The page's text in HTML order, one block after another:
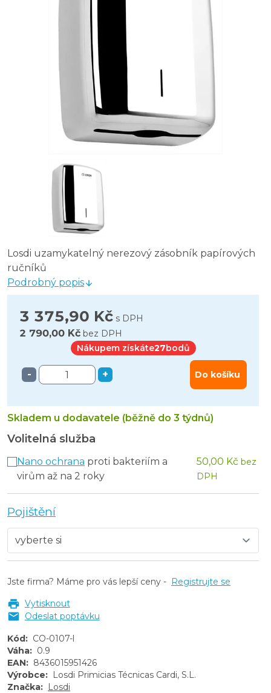
Losdi uzamykatelný nerezový zásobník papírových
ručníků
Podrobný popis
3 375,90 Kč s DPH
2 790,00 Kč bez DPH
Nákupem získáte27bodů
- + Do košíku
Skladem u dodavatele (běžně do 3 týdnů)
Volitelná služba
Nano ochrana proti bakteriím a
virům až na 2 roky
50,00 Kč bez
DPH
Pojištění
Jste firma? Máme pro vás lepší ceny - Registrujte se
Vytisknout
Odeslat poptávku
Kód: CO-0107-l
Váha: 0.9
EAN: 8436015951426
Výrobce: Losdi Primicias Técnicas Cardi, S.L.
Značka: Losdi